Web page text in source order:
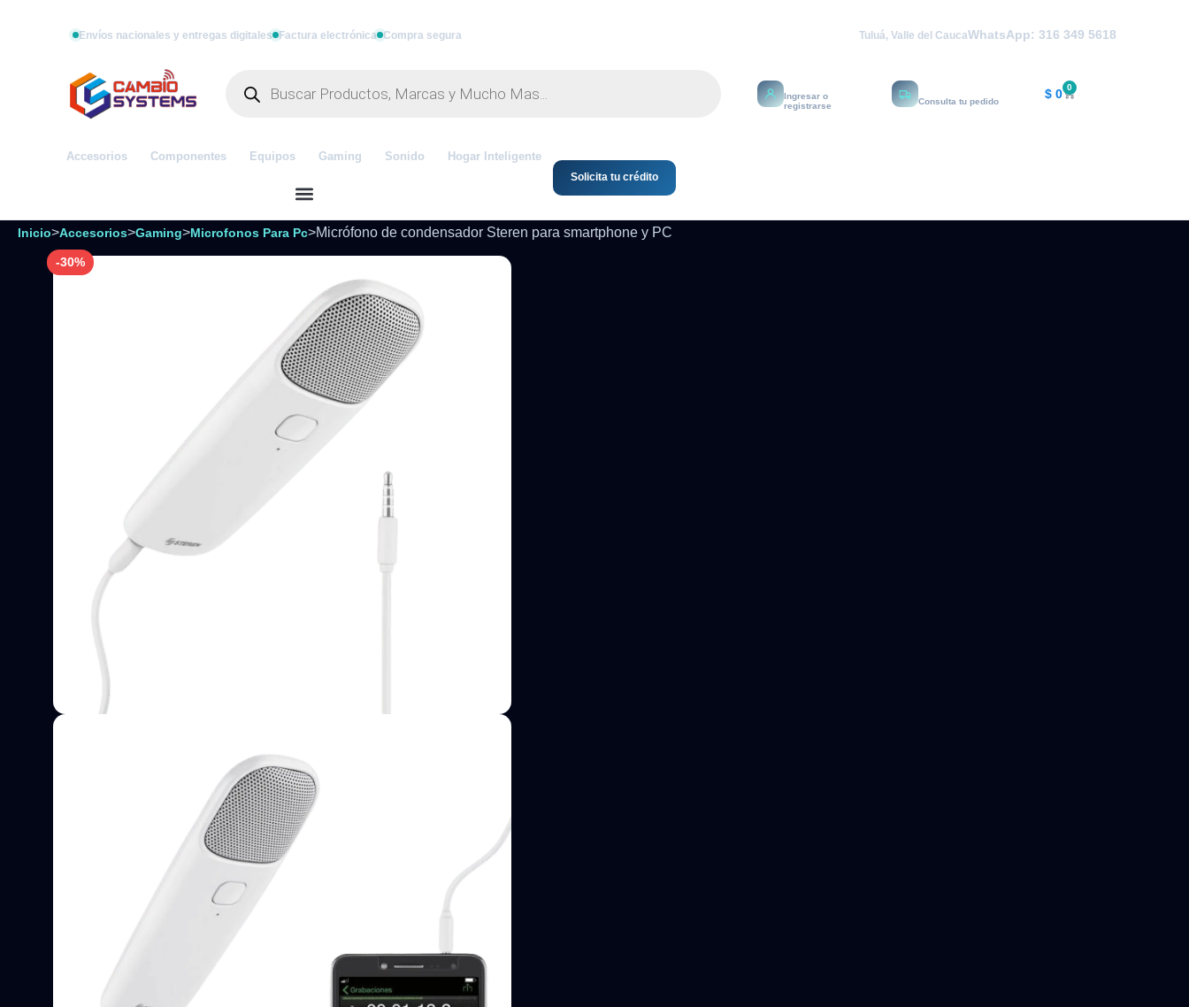
Envíos nacionales y entregas digitales Factura electrónica Compra segura Tuluá, Valle del CaucaWhatsApp: 316 349 5618
Ingresar o
registrarse
Rastrear
Consulta tu pedido $ 0 0
Accesorios Componentes Equipos Gaming Sonido
Hogar Inteligente
Solicita tu crédito
Inicio>Accesorios>Gaming>Microfonos Para Pc>Micrófono de condensador Steren para smartphone y PC
-30%